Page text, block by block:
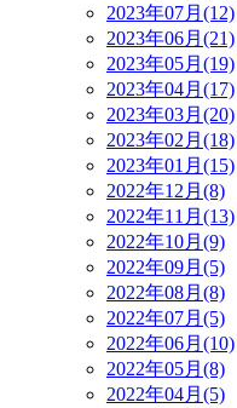
2023年07月(12)
2023年06月(21)
2023年05月(19)
2023年04月(17)
2023年03月(20)
2023年02月(18)
2023年01月(15)
2022年12月(8)
2022年11月(13)
2022年10月(9)
2022年09月(5)
2022年08月(8)
2022年07月(5)
2022年06月(10)
2022年05月(8)
2022年04月(5)